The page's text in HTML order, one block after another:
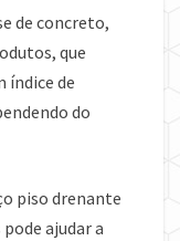
de concreto,
que
índice de
do
piso drenante
ajudar a